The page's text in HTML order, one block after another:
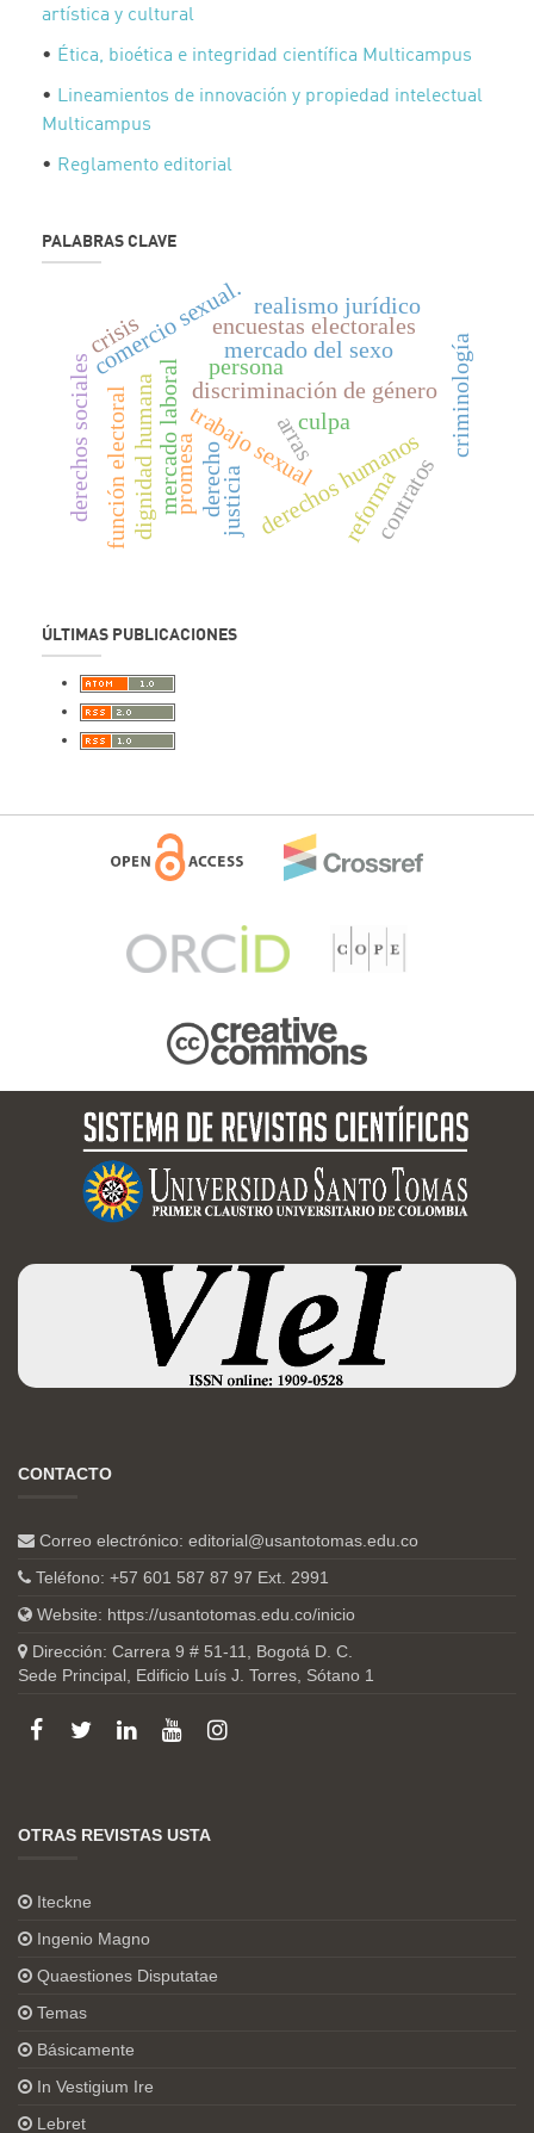
artística y cultural
• Ética, bioética e integridad científica Multicampus
• Lineamientos de innovación y propiedad intelectual
Multicampus
• Reglamento editorial
PALABRAS CLAVE
mercado del sexo
discriminación de género
mercado laboraltrabajo sexual
comercio sexual.
derechos humanos
persona
dignidad humana derecho contratos
promesa arras
encuestas electorales
función electoral
derechos sociales
crisis
reforma
criminología
culpa
justicia
realismo jurídico
ÚLTIMAS PUBLICACIONES
CONTACTO
Correo electrónico: editorial@usantotomas.edu.co
Teléfono: +57 601 587 87 97 Ext. 2991
Website: https://usantotomas.edu.co/inicio
Dirección: Carrera 9 # 51-11, Bogotá D. C.
Sede Principal, Edificio Luís J. Torres, Sótano 1
OTRAS REVISTAS USTA
Iteckne
Ingenio Magno
Quaestiones Disputatae
Temas
Básicamente
In Vestigium Ire
Lebret